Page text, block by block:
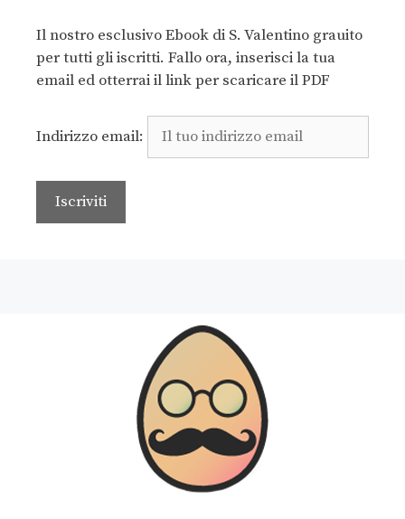
Il nostro esclusivo Ebook di S. Valentino grauito
per tutti gli iscritti. Fallo ora, inserisci la tua
email ed otterrai il link per scaricare il PDF
Indirizzo email: